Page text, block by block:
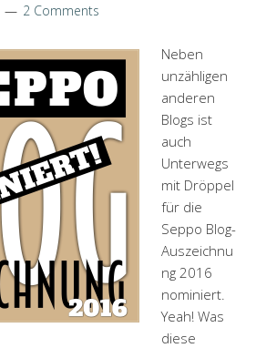
2 Comments
Neben
unzähligen
anderen
Blogs ist
auch
Unterwegs
mit Dröppel
für die
Seppo Blog-
Auszeichnu
ng 2016
nominiert.
Yeah! Was
diese